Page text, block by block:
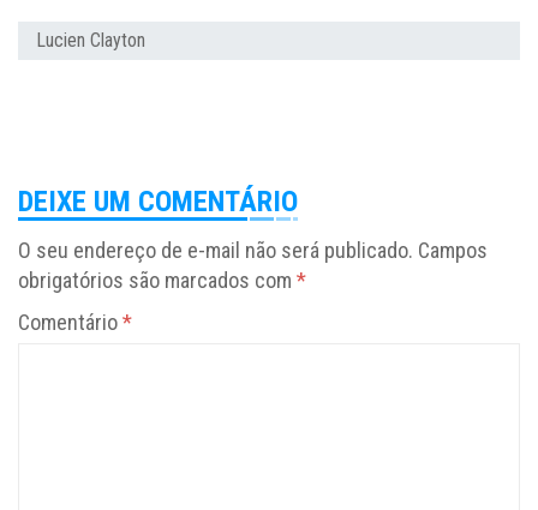
Lucien Clayton
DEIXE UM COMENTÁRIO
O seu endereço de e-mail não será publicado. Campos
obrigatórios são marcados com *
Comentário*